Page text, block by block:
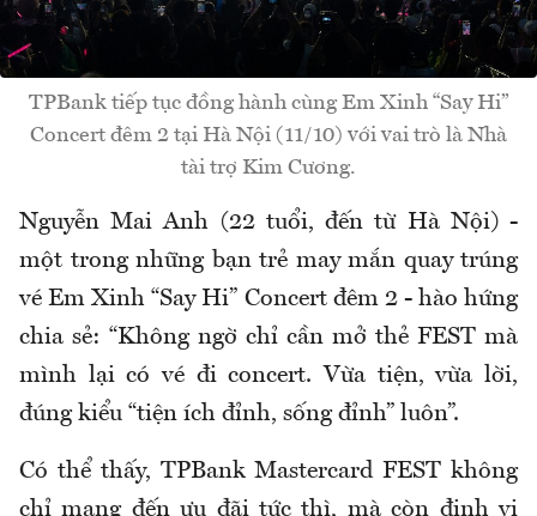
TPBank tiếp tục đồng hành cùng Em Xinh “Say Hi”
Concert đêm 2 tại Hà Nội (11/10) với vai trò là Nhà
tài trợ Kim Cương.
Nguyễn Mai Anh (22 tuổi, đến từ Hà Nội) -
một trong những bạn trẻ may mắn quay trúng
vé Em Xinh “Say Hi” Concert đêm 2 - hào hứng
chia sẻ: “Không ngờ chỉ cần mở thẻ FEST mà
mình lại có vé đi concert. Vừa tiện, vừa lời,
đúng kiểu “tiện ích đỉnh, sống đỉnh” luôn”.
Có thể thấy, TPBank Mastercard FEST không
chỉ mang đến ưu đãi tức thì, mà còn định vị